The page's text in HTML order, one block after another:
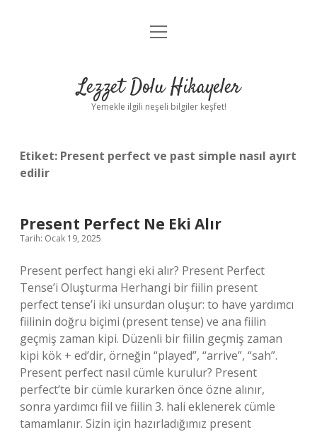
Anasayfa
Yasal Uyarı
menüyü
Lezzet Dolu Hikayeler
Yemekle ilgili neşeli bilgiler keşfet!
Etiket: Present perfect ve past simple nasıl ayırt
edilir
Present Perfect Ne Eki Alır
Tarih: Ocak 19, 2025
Present perfect hangi eki alır? Present Perfect
Tense’i Oluşturma Herhangi bir fiilin present
perfect tense’i iki unsurdan oluşur: to have yardımcı
fiilinin doğru biçimi (present tense) ve ana fiilin
geçmiş zaman kipi. Düzenli bir fiilin geçmiş zaman
kipi kök + ed’dir, örneğin “played”, “arrive”, “sah”.
Present perfect nasıl cümle kurulur? Present
perfect’te bir cümle kurarken önce özne alınır,
sonra yardımcı fiil ve fiilin 3. hali eklenerek cümle
tamamlanır. Sizin için hazırladığımız present